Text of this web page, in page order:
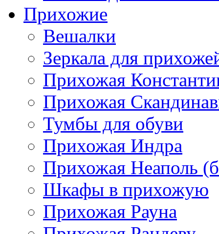
Прихожие
Вешалки
Зеркала для
Прихожая
Прихожая
Тумбы для обуви
Прихожая Индра
Прихожая Неаполь
Шкафы в прихожую
Прихожая Рауна